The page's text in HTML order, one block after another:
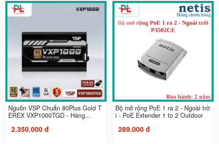
Nguồn VSP Chuẩn 80Plus Gold T
EREX VXP1000TGD - Hàng...
2.350.000 đ
Bộ mở rộng PoE 1 ra 2 - Ngoài trờ
i - PoE Extender 1 to 2 Outdoor
289.000 đ